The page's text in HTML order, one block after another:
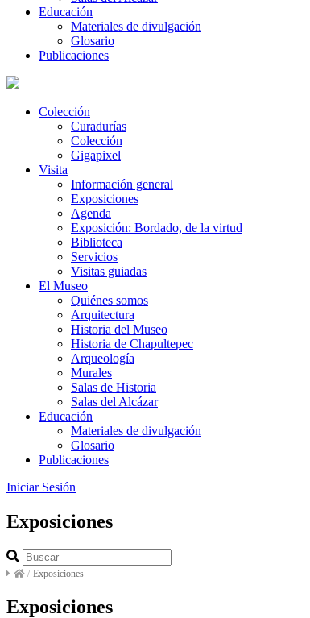
Educación
Materiales de divulgación
Glosario
Publicaciones
Colección
Curadurías
Colección
Gigapixel
Visita
Información general
Exposiciones
Agenda
Exposición: Bordado, de la virtud
Biblioteca
Servicios
Visitas guiadas
El Museo
Quiénes somos
Arquitectura
Historia del Museo
Historia de Chapultepec
Arqueología
Murales
Salas de Historia
Salas del Alcázar
Educación
Materiales de divulgación
Glosario
Publicaciones
Iniciar Sesión
Exposiciones
/ Exposiciones
Exposiciones